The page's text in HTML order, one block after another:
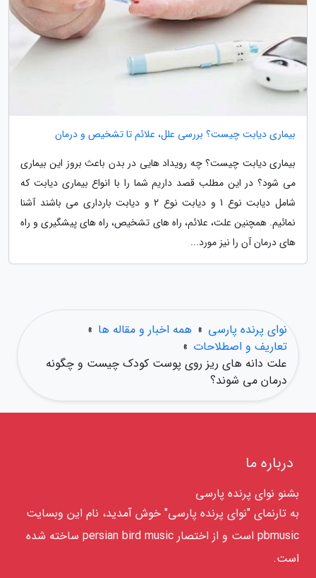
بیماری دیابت چیست؟ بررسی علل، علائم تا تشخیص و درمان
بیماری دیابت چیست؟ چه رویداد هایی در بدن باعث بروز این بیماری
می شود؟ در این مطلب قصد داریم شما را با انواع بیماری دیابت که
شامل دیابت نوع 1 و دیابت نوع 2 و دیابت بارداری می باشند آشنا
نمائیم. همچنین علت، علائم، راه های تشخیص، راه های پیشگیری و راه
های درمان آن را نیز مورد...
نوای پرنده پارسی » همه اخبار و مقاله ها »
تعاریف و اصطلاحات »
علت دانه های ریز روی پوست کودک چیست و چگونه
درمان می شوند؟
درباره ما
بشنو نوای پرنده پارسی
به تارنمای "نوای پرنده پارسی" خوش آمدید، نام این وبسایت
pbmusic است و از اختصار persian bird music ساخته شده
است.